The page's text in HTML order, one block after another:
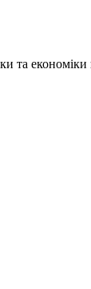
економіки